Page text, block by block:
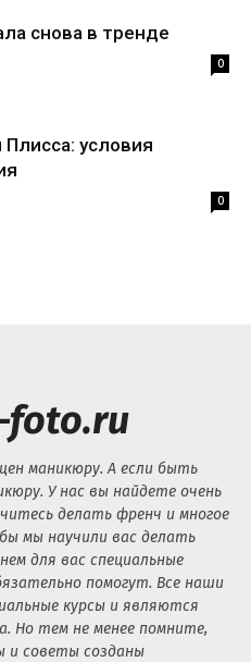
снова в тренде
0
Плисса: условия
0
foto.ru
маникюру. А если быть
У нас вы найдете очень
делать френч и многое
мы научили вас делать
для вас специальные
помогут. Все наши
курсы и являются
Но тем не менее помните,
и советы созданы